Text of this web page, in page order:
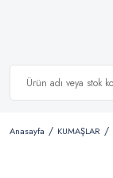
Anasayfa KUMAŞLAR